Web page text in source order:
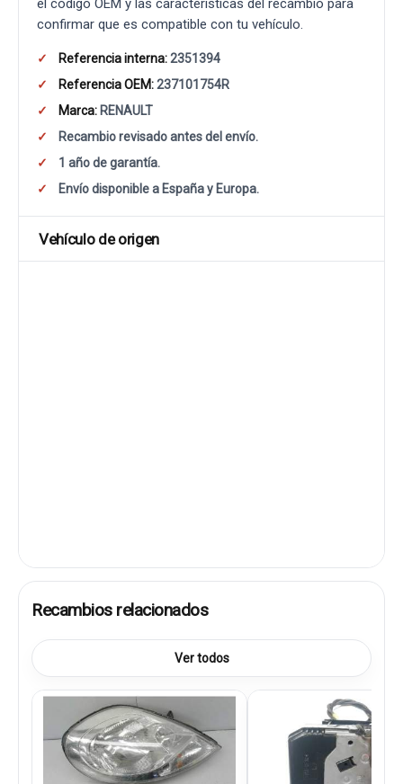
el código OEM y las características del recambio para
confirmar que es compatible con tu vehículo.
Referencia interna:2351394
Referencia OEM:237101754R
Marca: RENAULT
Recambio revisado antes del envío.
1 año de garantía.
Envío disponible a España y Europa.
Vehículo de origen
Recambios relacionados
Ver todos